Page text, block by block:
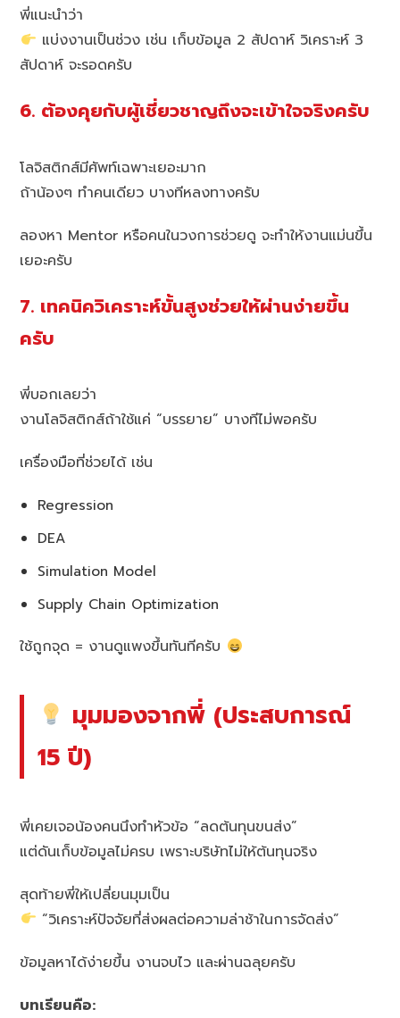
พี่แนะนำว่า
แบ่งงานเป็นช่วง เช่น เก็บข้อมูล 2 สัปดาห์ วิเคราะห์ 3
สัปดาห์ จะรอดครับ
6. ต้องคุยกับผู้เชี่ยวชาญถึงจะเข้าใจจริงครับ
โลจิสติกส์มีศัพท์เฉพาะเยอะมาก
ถ้าน้องๆ ทำคนเดียว บางทีหลงทางครับ
ลองหา Mentor หรือคนในวงการช่วยดู จะทำให้งานแม่นขึ้น
เยอะครับ
7. เทคนิควิเคราะห์ขั้นสูงช่วยให้ผ่านง่ายขึ้น
ครับ
พี่บอกเลยว่า
งานโลจิสติกส์ถ้าใช้แค่ “บรรยาย” บางทีไม่พอครับ
เครื่องมือที่ช่วยได้ เช่น
Regression
DEA
Simulation Model
Supply Chain Optimization
ใช้ถูกจุด = งานดูแพงขึ้นทันทีครับ
มุมมองจากพี่ (ประสบการณ์
15 ปี)
พี่เคยเจอน้องคนนึงทำหัวข้อ “ลดต้นทุนขนส่ง”
แต่ดันเก็บข้อมูลไม่ครบ เพราะบริษัทไม่ให้ต้นทุนจริง
สุดท้ายพี่ให้เปลี่ยนมุมเป็น
“วิเคราะห์ปัจจัยที่ส่งผลต่อความล่าช้าในการจัดส่ง”
ข้อมูลหาได้ง่ายขึ้น งานจบไว และผ่านฉลุยครับ
บทเรียนคือ: